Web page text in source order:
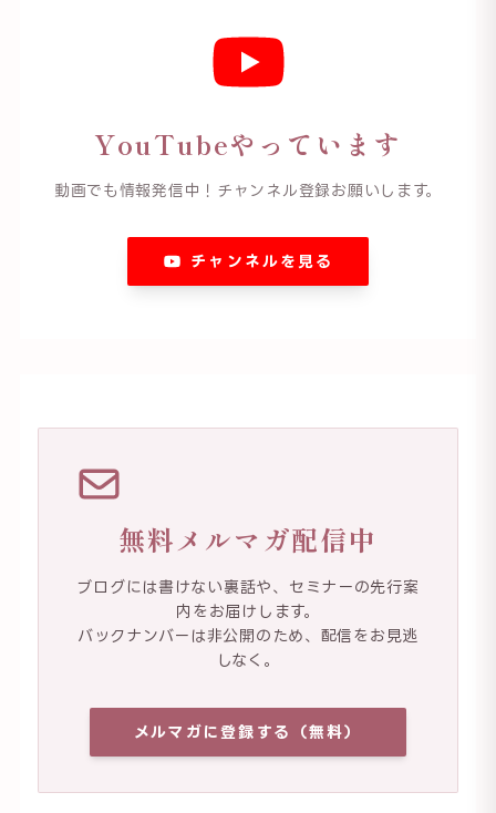
YouTubeやっています
動画でも情報発信中！チャンネル登録お願いします。
チャンネルを見る
無料メルマガ配信中
ブログには書けない裏話や、セミナーの先行案
内をお届けします。
バックナンバーは非公開のため、配信をお見逃
しなく。
メルマガに登録する（無料）